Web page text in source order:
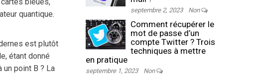
quantique.
est plutôt
étant donné
un point B ? La
septembre 2, 2023 Non
Comment récupérer le
mot de passe d’un
compte Twitter ? Trois
techniques à mettre
en pratique
septembre 1, 2023 Non